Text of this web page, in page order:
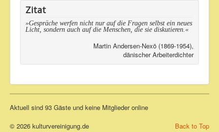
Zitat
»Gespräche werfen nicht nur auf die Fragen selbst ein neues
Licht, sondern auch auf die Menschen, die sie diskutieren.«
Martin Andersen-Nexö (1869-1954),
dänischer Arbeiterdichter
Aktuell sind 93 Gäste und keine Mitglieder online
Back to Top
© 2026 kulturvereinigung.de